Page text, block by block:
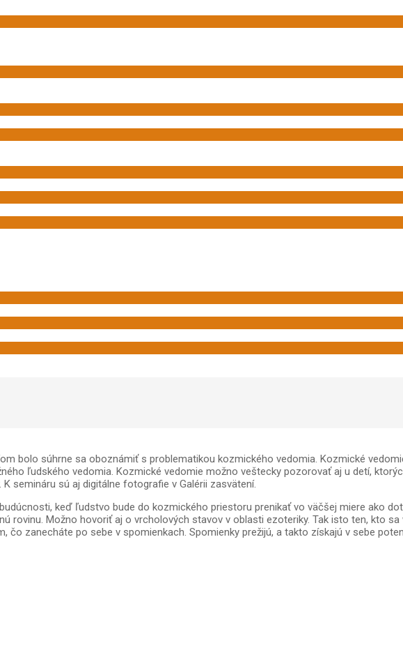
bolo súhrne sa oboznámiť s problematikou kozmického vedomia. Kozmické
ľudského vedomia. Kozmické vedomie možno veštecky pozorovať aj u detí,
semináru sú aj digitálne fotografie v Galérii zasvätení.
keď ľudstvo bude do kozmického priestoru prenikať vo väčšej miere ako
rovinu. Možno hovoriť aj o vrcholových stavov v oblasti ezoteriky. Tak isto ten, kto
čo zanecháte po sebe v spomienkach. Spomienky prežijú, a takto získajú v sebe